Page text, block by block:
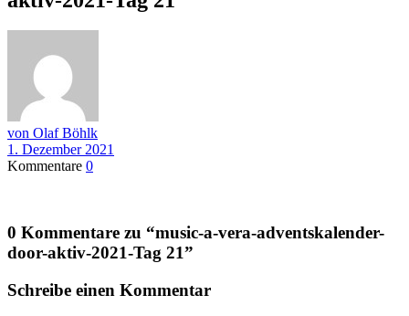
von Olaf Böhlk
1. Dezember 2021
Kommentare 0
0 Kommentare zu “music-a-vera-adventskalender-
door-aktiv-2021-Tag 21”
Schreibe einen Kommentar